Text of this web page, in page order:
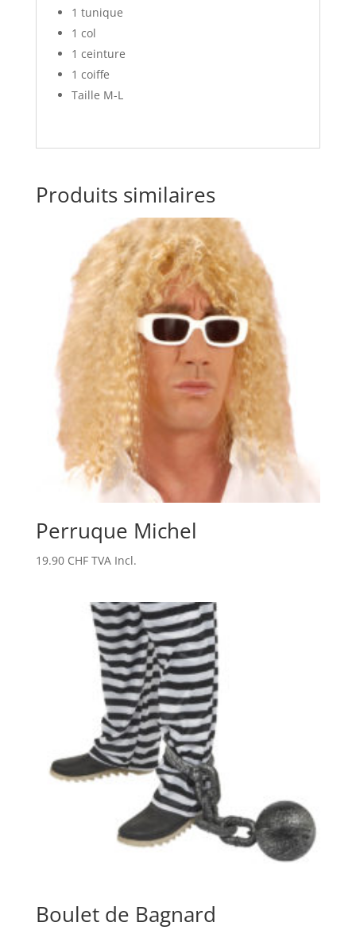
1 tunique
1 col
1 ceinture
1 coiffe
Taille M-L
Produits similaires
Perruque Michel
19.90 CHF TVA Incl.
Boulet de Bagnard